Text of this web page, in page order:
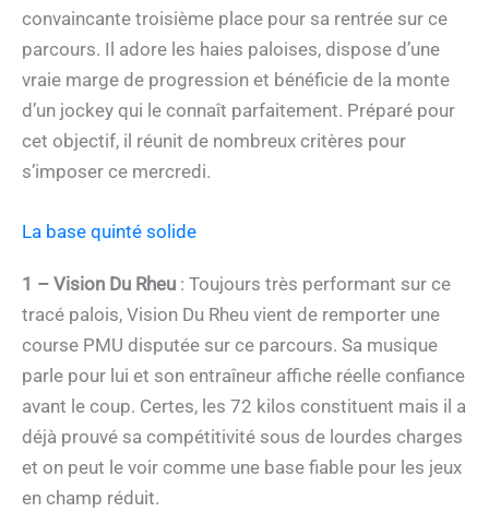
convaincante troisième place pour sa rentrée sur ce
parcours. Il adore les haies paloises, dispose d’une
vraie marge de progression et bénéficie de la monte
d’un jockey qui le connaît parfaitement. Préparé pour
cet objectif, il réunit de nombreux critères pour
s’imposer ce mercredi.
La base quinté solide
1 – Vision Du Rheu : Toujours très performant sur ce
tracé palois, Vision Du Rheu vient de remporter une
course PMU disputée sur ce parcours. Sa musique
parle pour lui et son entraîneur affiche réelle confiance
avant le coup. Certes, les 72 kilos constituent mais il a
déjà prouvé sa compétitivité sous de lourdes charges
et on peut le voir comme une base fiable pour les jeux
en champ réduit.